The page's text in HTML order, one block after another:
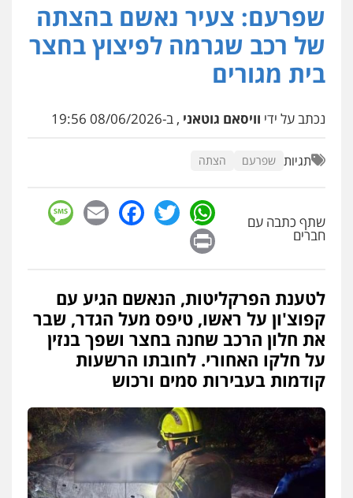
עו"ד משה פלמור
פלילי כלכלי צווארון לבן עורכי דין לענייני
אסירים
0549732303
פלילי בטחוני צבאי נזיקין
פשע חמור תעבורה צבא מעצרים
וחקירות
0542255161
פלילי פשיעה חמורה סמים מעצרים
וחקירות
0544723840
עו"ד ראוף נג'אר
פלילי עורכי דין לענייני אסירים
0548009246
עו"ד אלון ארז
פלילי צבאי סמים אלימות במשפחה צווארון
לבן
שפרעם: צעיר נאשם בהצתה
של רכב שגרמה לפיצוץ בחצר
בית מגורים
נכתב על ידי וויסאם גוטאני , ב-08/06/2026 19:56
תגיות שפרעם הצתה
שתף כתבה עם
חברים
WhatsApp
Twitter
Facebook
Email
לטענת הפרקליטות, הנאשם הגיע עם
קפוצ'ון על ראשו, טיפס מעל הגדר, שבר
את חלון הרכב שחנה בחצר ושפך בנזין
על חלקו האחורי. לחובתו הרשעות
קודמות בעבירות סמים ורכוש